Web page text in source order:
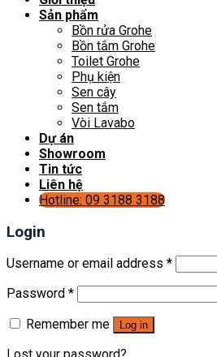
Sản phẩm
Bồn rửa Grohe
Bồn tắm Grohe
Toilet Grohe
Phụ kiện
Sen cây
Sen tắm
Vòi Lavabo
Dự án
Showroom
Tin tức
Liên hệ
Hotline: 09 3188 3188
Login
Username or email address *
Password *
Remember me
Log in